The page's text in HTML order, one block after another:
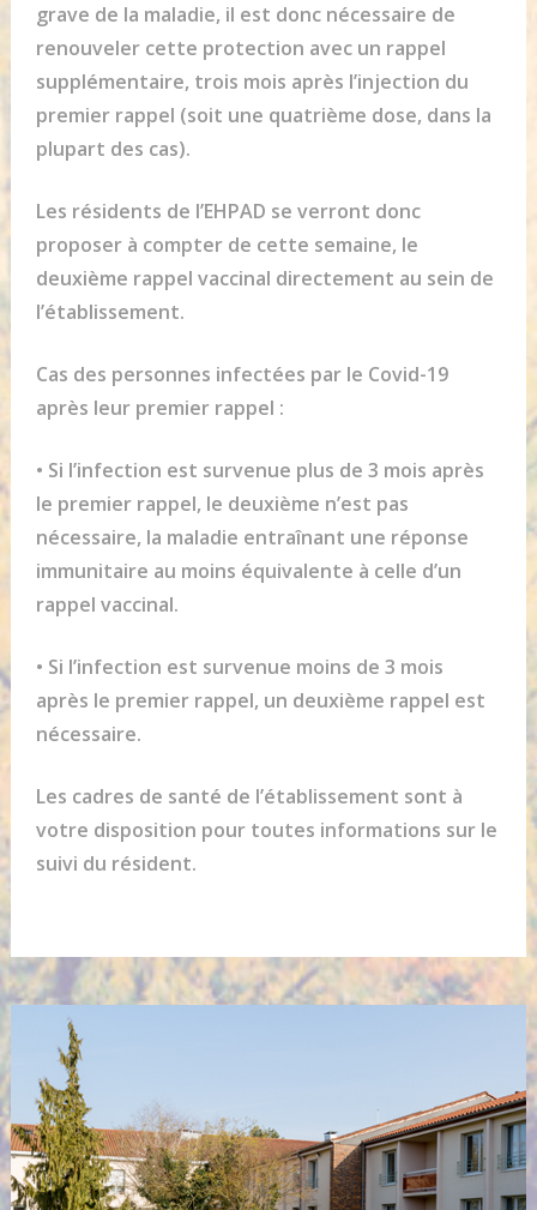
grave de la maladie, il est donc nécessaire de
renouveler cette protection avec un rappel
supplémentaire, trois mois après l’injection du
premier rappel (soit une quatrième dose, dans la
plupart des cas).
Les résidents de l’EHPAD se verront donc
proposer à compter de cette semaine, le
deuxième rappel vaccinal directement au sein de
l’établissement.
Cas des personnes infectées par le Covid-19
après leur premier rappel :
• Si l’infection est survenue plus de 3 mois après
le premier rappel, le deuxième n’est pas
nécessaire, la maladie entraînant une réponse
immunitaire au moins équivalente à celle d’un
rappel vaccinal.
• Si l’infection est survenue moins de 3 mois
après le premier rappel, un deuxième rappel est
nécessaire.
Les cadres de santé de l’établissement sont à
votre disposition pour toutes informations sur le
suivi du résident.